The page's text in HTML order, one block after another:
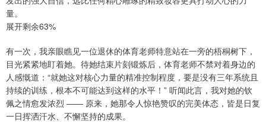
量。
展开剩余63%
有一次，我亲眼瞧见一位退休的体育老师特意站在一旁的梧桐树下，
目光紧紧地盯着她。待她结束片刻锻炼后，体育老师不禁对着身边的
人感慨道：“就她这对核心力量的精准控制程度，要是没有三年系统且
持续的训练，根本不可能达到这样的水平！” 听闻此言，我对她的钦
佩之情愈发浓烈 —— 原来，她那令人惊艳赞叹的完美体态，皆是日复
一日挥洒汗水、不懈坚持的成果。